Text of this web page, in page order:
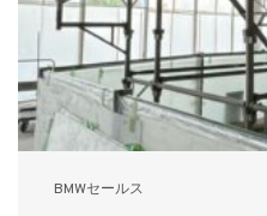
BMWセールス